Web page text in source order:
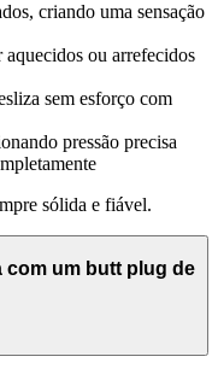
criando uma sensação
aquecidos ou arrefecidos
sem esforço com
pressão precisa
sólida e fiável.
com um butt plug de